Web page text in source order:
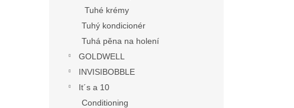
Tuhé krémy
Tuhý kondicionér
Tuhá pěna na holení
GOLDWELL
INVISIBOBBLE
It´s a 10
Conditioning